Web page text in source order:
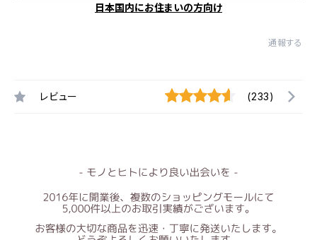
日本国内にお住まいの方向け
通報する
レビュー (233)